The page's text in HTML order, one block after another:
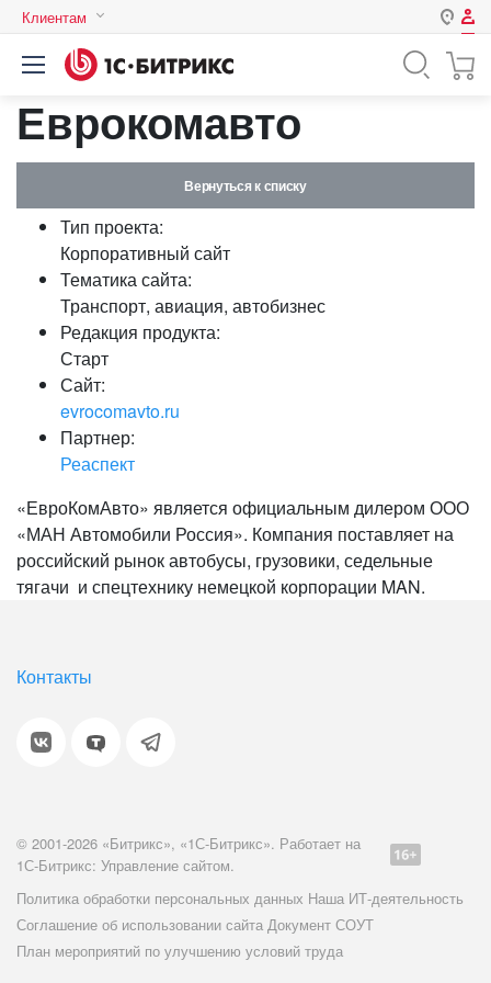
Клиентам
Авторизация
Логин
Пароль
Запомнить меня на этом
Еврокомавто
Вернуться к списку
Тип проекта:
Корпоративный сайт
Тематика сайта:
Транспорт, авиация, автобизнес
Редакция продукта:
Старт
Сайт:
evrocomavto.ru
Партнер:
Реаспект
«ЕвроКомАвто» является официальным дилером ООО
«МАН Автомобили Россия». Компания поставляет на
российский рынок автобусы, грузовики, седельные
тягачи и спецтехнику немецкой корпорации MAN.
Контакты
© 2001-2026 «Битрикс», «1С-Битрикс». Работает на
1С-Битрикс: Управление сайтом.
Политика обработки персональных данных Наша ИТ-деятельность
Соглашение об использовании сайта Документ СОУТ
План мероприятий по улучшению условий труда